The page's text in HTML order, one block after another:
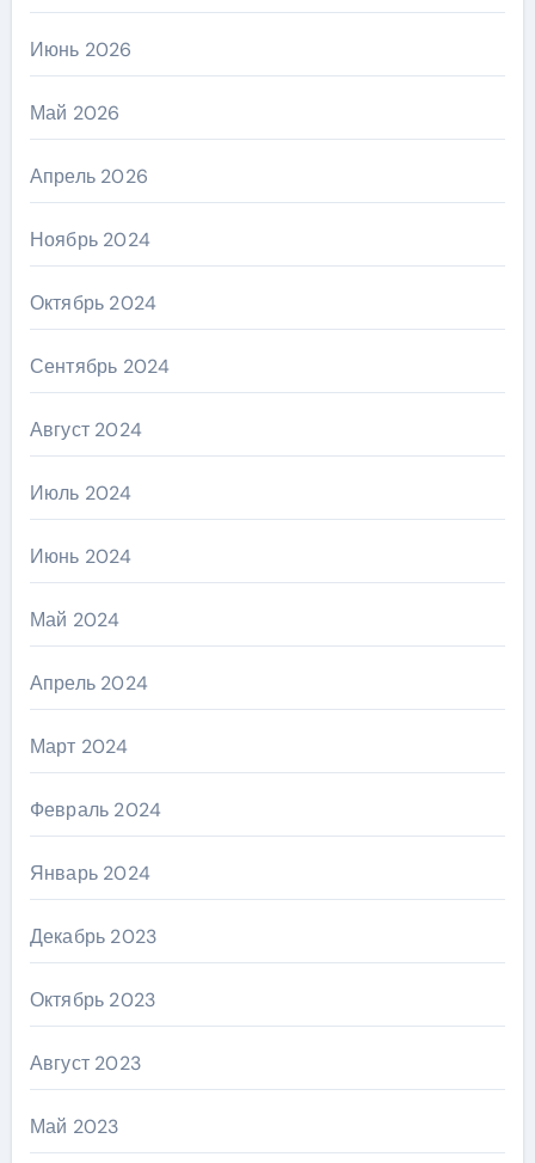
Июнь 2026
Май 2026
Апрель 2026
Ноябрь 2024
Октябрь 2024
Сентябрь 2024
Август 2024
Июль 2024
Июнь 2024
Май 2024
Апрель 2024
Март 2024
Февраль 2024
Январь 2024
Декабрь 2023
Октябрь 2023
Август 2023
Май 2023